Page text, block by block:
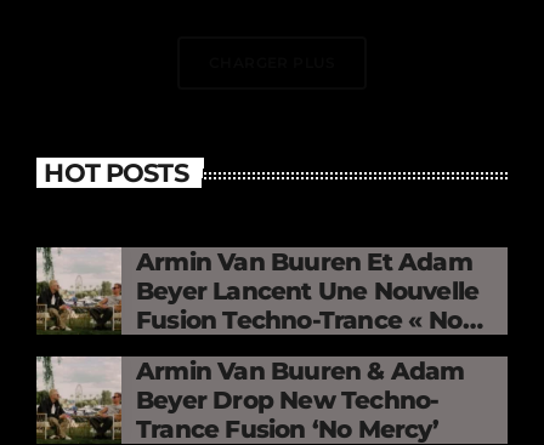
HOT POSTS
Armin Van Buuren Et Adam
Beyer Lancent Une Nouvelle
Fusion Techno-Trance « No
Mercy »
Armin Van Buuren & Adam
Beyer Drop New Techno-
Trance Fusion ‘No Mercy’